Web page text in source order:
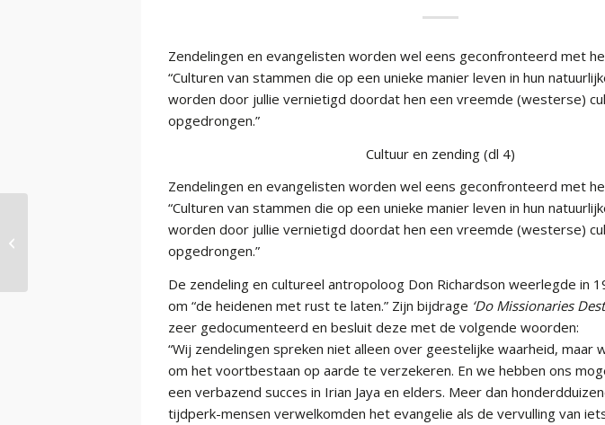
Zendelingen en evangelisten worden wel eens geconfronteerd met
“Culturen van stammen die op een unieke manier leven in hun
worden door jullie vernietigd doordat hen een vreemde (westerse)
opgedrongen.”
Cultuur en zending (dl 4)
Zendelingen en evangelisten worden wel eens geconfronteerd met
“Culturen van stammen die op een unieke manier leven in hun
worden door jullie vernietigd doordat hen een vreemde (westerse)
opgedrongen.”
De zendeling en cultureel antropoloog Don Richardson weerlegde in
om “de heidenen met rust te laten.” Zijn bijdrage ‘Do Missionaries
zeer gedocumenteerd en besluit deze met de volgende woorden:
“Wij zendelingen spreken niet alleen over geestelijke waarheid, maar
om het voortbestaan op aarde te verzekeren. En we hebben ons
een verbazend succes in Irian Jaya en elders. Meer dan
tijdperk-mensen verwelkomden het evangelie als de vervulling van